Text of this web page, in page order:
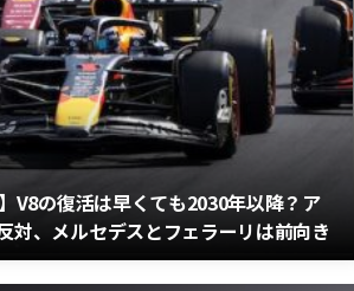
V8の復活は早くても2030年以降？ア
対、メルセデスとフェラーリは前向き